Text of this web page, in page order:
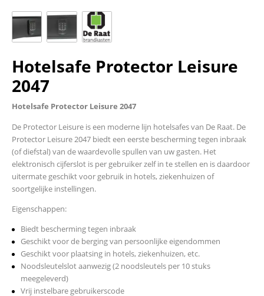
Hotelsafe Protector Leisure
2047
Hotelsafe Protector Leisure 2047
De Protector Leisure is een moderne lijn hotelsafes van De Raat. De
Protector Leisure 2047 biedt een eerste bescherming tegen inbraak
(of diefstal) van de waardevolle spullen van uw gasten. Het
elektronisch cijferslot is per gebruiker zelf in te stellen en is daardoor
uitermate geschikt voor gebruik in hotels, ziekenhuizen of
soortgelijke instellingen.
Eigenschappen:
Biedt bescherming tegen inbraak
Geschikt voor de berging van persoonlijke eigendommen
Geschikt voor plaatsing in hotels, ziekenhuizen, etc.
Noodsleutelslot aanwezig (2 noodsleutels per 10 stuks
meegeleverd)
Vrij instelbare gebruikerscode